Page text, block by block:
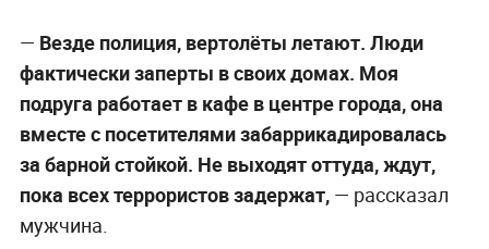
— Везде полиция, вертолёты летают. Люди
фактически заперты в своих домах. Моя
подруга работает в кафе в центре города, она
вместе с посетителями забаррикадировалась
за барной стойкой. Не выходят оттуда, ждут,
пока всех террористов задержат,— рассказал
мужчина.